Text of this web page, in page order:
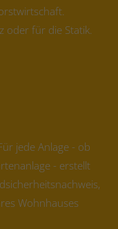
oder für die Statik.
jede Anlage - ob
- erstellt
Wohnhauses